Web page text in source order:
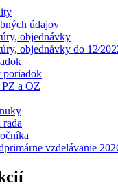
údajov
objednávky
objednávky do
poriadok
a OZ
rada
vzdelávanie